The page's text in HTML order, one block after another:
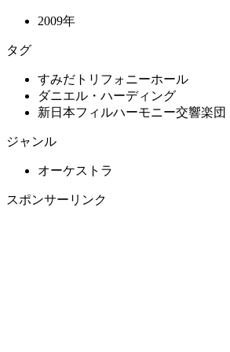
2009年
タグ
すみだトリフォニーホール
ダニエル・ハーディング
新日本フィルハーモニー交響楽団
ジャンル
オーケストラ
スポンサーリンク